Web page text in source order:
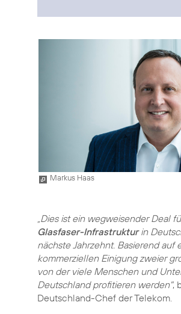
Markus Haas
„Dies ist ein wegweisender Deal
Glasfaser-Infrastrukturin
nächste Jahrzehnt. Basierend auf
kommerziellen Einigung zweier
von der viele Menschen und
Deutschland profitieren werden",
Deutschland-Chef der Telekom.